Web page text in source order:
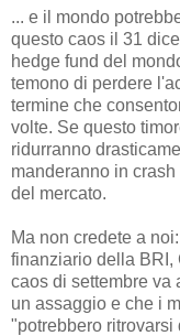
... e il mondo
questo caos il 31
hedge fund del
temono di perdere
termine che
volte. Se questo
ridurranno
manderanno in
del mercato.
Ma non credete a
finanziario della BRI,
caos di settembre va
un assaggio e che i
"potrebbero